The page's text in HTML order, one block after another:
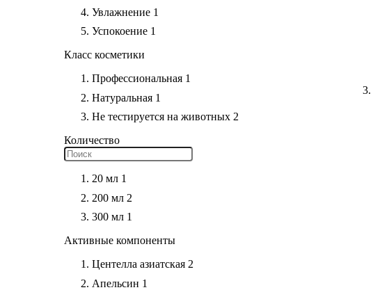
Увлажнение 1
Успокоение 1
Класс косметики
Профессиональная 1
Натуральная 1
Не тестируется на животных 2
Количество
20 мл 1
200 мл 2
300 мл 1
Активные компоненты
Центелла азиатская 2
Апельсин 1